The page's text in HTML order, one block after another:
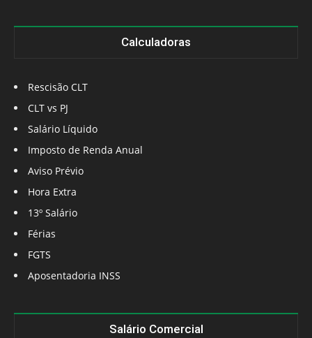
Calculadoras
Rescisão CLT
CLT vs PJ
Salário Líquido
Imposto de Renda Anual
Aviso Prévio
Hora Extra
13º Salário
Férias
FGTS
Aposentadoria INSS
Salário Comercial